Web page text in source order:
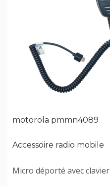
motorola pmmn4089
Accessoire radio mobile
Micro déporté avec clavier